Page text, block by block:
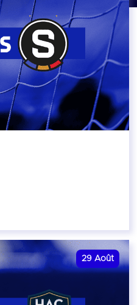
29 Août